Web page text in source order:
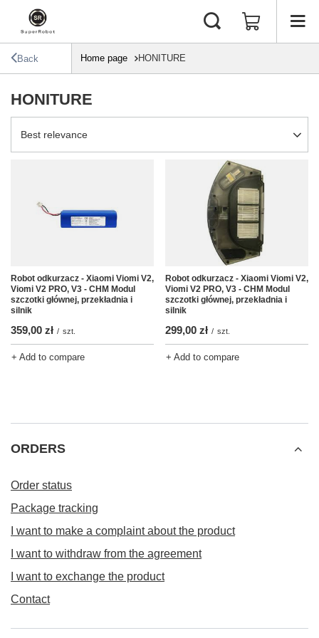
Back Home page HONITURE
HONITURE
Change sorting
Best relevance
Robot odkurzacz - Xiaomi Viomi V2,
Viomi V2 PRO, V3 - CHM Modul
szczotki głównej, przekładnia i
silnik
359,00 zł / szt.
+ Add to compare
Robot odkurzacz - Xiaomi Viomi V2,
Viomi V2 PRO, V3 - CHM Modul
szczotki głównej, przekładnia i
silnik
299,00 zł / szt.
+ Add to compare
ORDERS
Order status
Package tracking
I want to make a complaint about the product
I want to withdraw from the agreement
I want to exchange the product
Contact